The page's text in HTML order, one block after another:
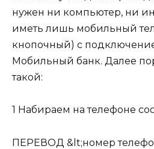
нужен ни компьютер, ни
иметь лишь мобильный
кнопочный) с
Мобильный банк. Далее
такой:
1 Набираем на телефоне
ПЕРЕВОД &lt;номер